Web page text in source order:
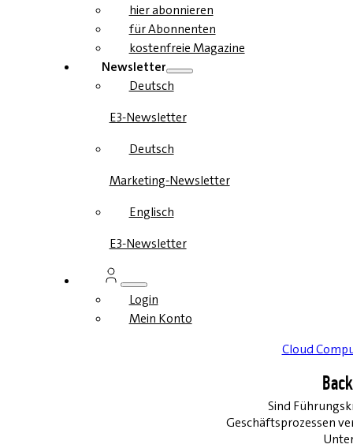
hier abonnieren
für Abonnenten
kostenfreie Magazine
Newsletter
Deutsch
E3-Newsletter
Deutsch
Marketing-Newsletter
Englisch
E3-Newsletter
Login
Mein Konto
Cloud
Sind
Geschäftsprozessen